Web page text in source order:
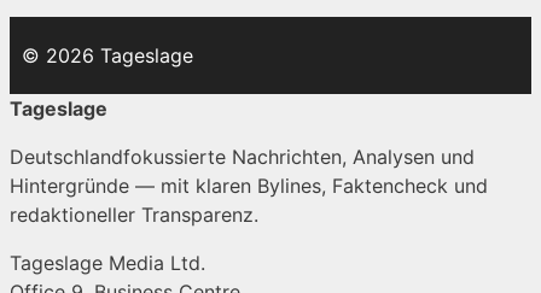
© 2026 Tageslage
Tageslage
Deutschlandfokussierte Nachrichten, Analysen und
Hintergründe — mit klaren Bylines, Faktencheck und
redaktioneller Transparenz.
Tageslage Media Ltd.